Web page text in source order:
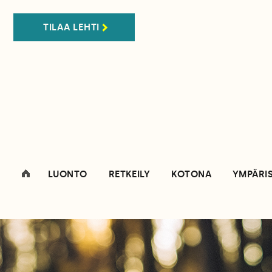
TILAA LEHTI
LUONTO RETKEILY KOTONA